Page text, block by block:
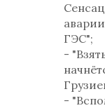
ГЭС";
-
-